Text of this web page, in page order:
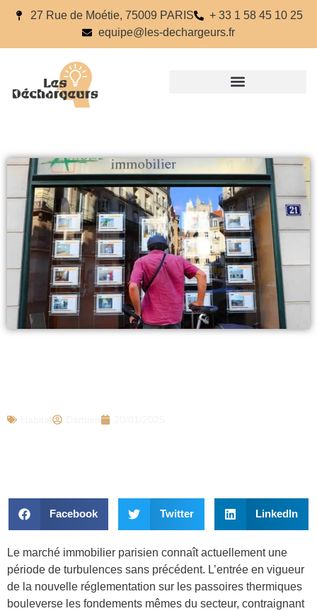
27 Rue de Moétie, 75009 PARIS
+ 33 1 58 45 10 25
equipe@les-dechargeurs.fr
Facebook Twitter LinkedIn
Le marché immobilier parisien connaît actuellement une
période de turbulences sans précédent. L’entrée en vigueur
de la nouvelle réglementation sur les passoires thermiques
bouleverse les fondements mêmes du secteur, contraignant